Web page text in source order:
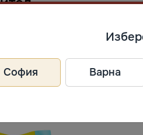
София Варна